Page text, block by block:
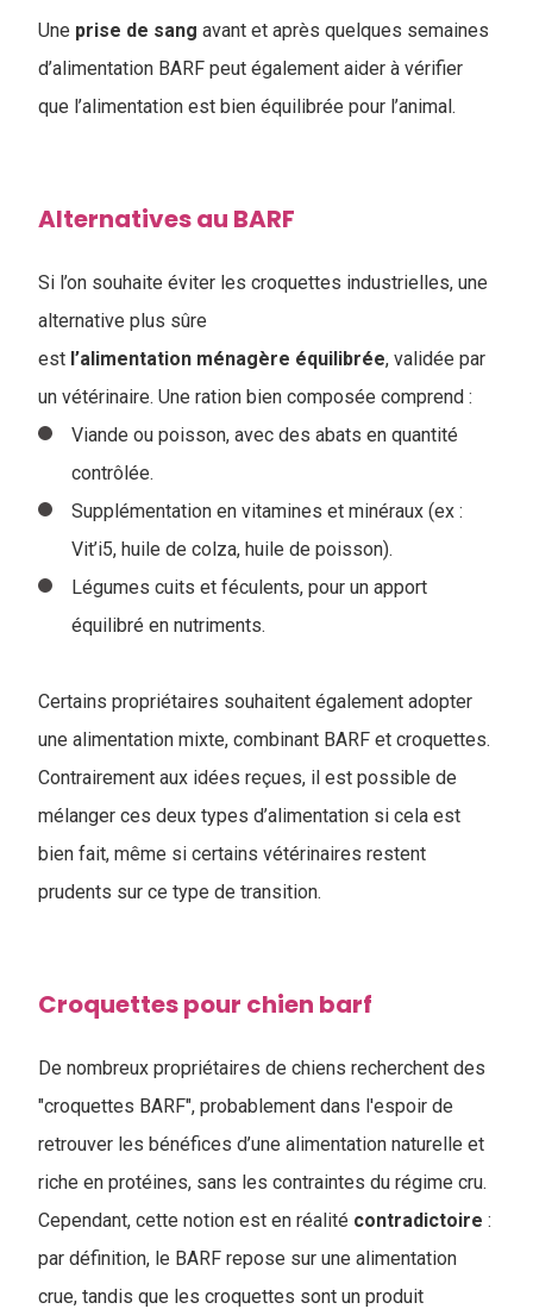
Une prise de sang avant et après quelques semaines
d’alimentation BARF peut également aider à vérifier
que l’alimentation est bien équilibrée pour l’animal.
Alternatives au BARF
Si l’on souhaite éviter les croquettes industrielles, une
alternative plus sûre
est l’alimentation ménagère équilibrée, validée par
un vétérinaire. Une ration bien composée comprend :
Viande ou poisson, avec des abats en quantité
contrôlée.
Supplémentation en vitamines et minéraux (ex :
Vit’i5, huile de colza, huile de poisson).
Légumes cuits et féculents, pour un apport
équilibré en nutriments.
Certains propriétaires souhaitent également adopter
une alimentation mixte, combinant BARF et croquettes.
Contrairement aux idées reçues, il est possible de
mélanger ces deux types d’alimentation si cela est
bien fait, même si certains vétérinaires restent
prudents sur ce type de transition.
Croquettes pour chien barf
De nombreux propriétaires de chiens recherchent des
"croquettes BARF", probablement dans l'espoir de
retrouver les bénéfices d’une alimentation naturelle et
riche en protéines, sans les contraintes du régime cru.
Cependant, cette notion est en réalité contradictoire :
par définition, le BARF repose sur une alimentation
crue, tandis que les croquettes sont un produit